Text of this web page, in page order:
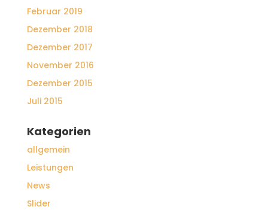
Februar 2019
Dezember 2018
Dezember 2017
November 2016
Dezember 2015
Juli 2015
Kategorien
allgemein
Leistungen
News
Slider